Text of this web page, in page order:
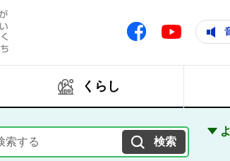
人と自然が響きあいともに輝く住みよいま
Facebook Youtube
くらし